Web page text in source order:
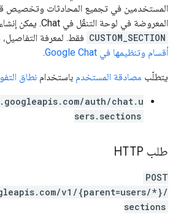
المستخدمين في تجميع المحادثات وتخصيص
المعروضة في لوحة التنقّل في Chat. يمكن إنشاء أقسام من النوع
CUSTOM_SECTION فقط. لمعرفة
أقسام وتنظيمها في Google Chat
.
يتطلّب مصادقة المستخدم باستخدام نطاق
auth/chat.u
sers.sections
طلب HTTP
POST
v1/{parent=users/*}/
sections